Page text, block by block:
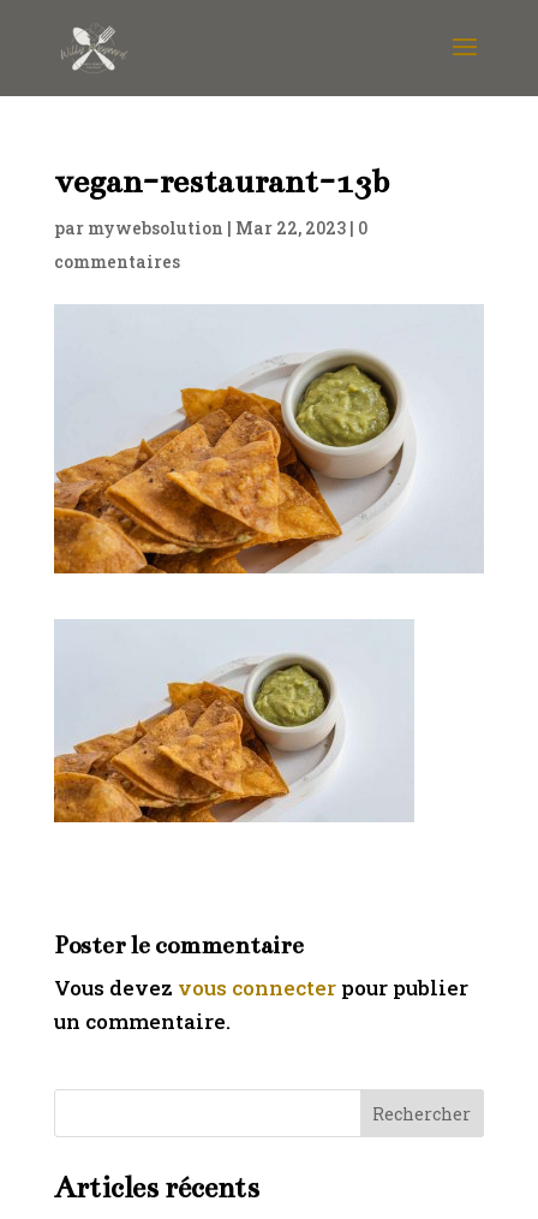
vegan-restaurant-13b
par mywebsolution | Mar 22, 2023| 0
commentaires
Poster le commentaire
Vous devez vous connecterpour publier
un commentaire.
Rechercher
Articles récents